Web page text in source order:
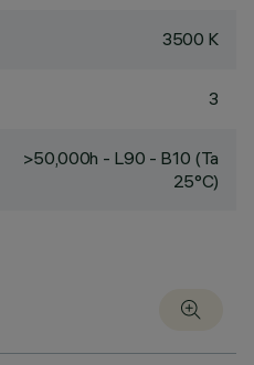
3500 K
3
>50,000h - L90 - B10 (Ta
25°C)